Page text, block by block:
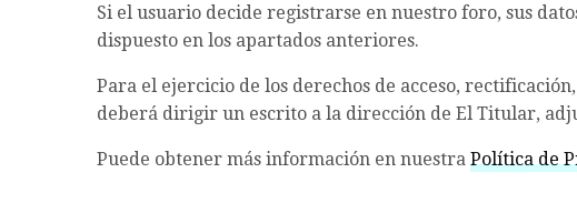
Si el usuario decide registrarse en nuestro foro, sus
dispuesto en los apartados anteriores.
Para el ejercicio de los derechos de acceso,
deberá dirigir un escrito a la dirección de El Titular,
Puede obtener más información en nuestra Política de